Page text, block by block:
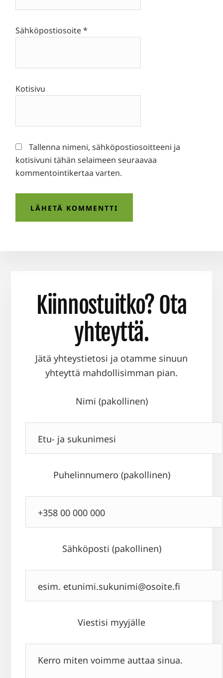
Sähköpostiosoite*
Kotisivu
Tallenna nimeni, sähköpostiosoitteeni ja
kotisivuni tähän selaimeen seuraavaa
kommentointikertaa varten.
Kiinnostuitko? Ota
yhteyttä.
Jätä yhteystietosi ja otamme sinuun
yhteyttä mahdollisimman pian.
Nimi (pakollinen)
Puhelinnumero (pakollinen)
Sähköposti (pakollinen)
Viestisi myyjälle